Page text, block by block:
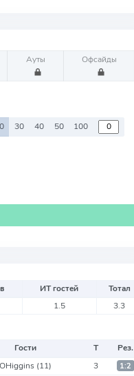
Ауты Офсайды
30 40 50 100
ИТ гостей
Тотал
1.5 3.3
Гости Т
Рез.
OHiggins (11) 3 1:2